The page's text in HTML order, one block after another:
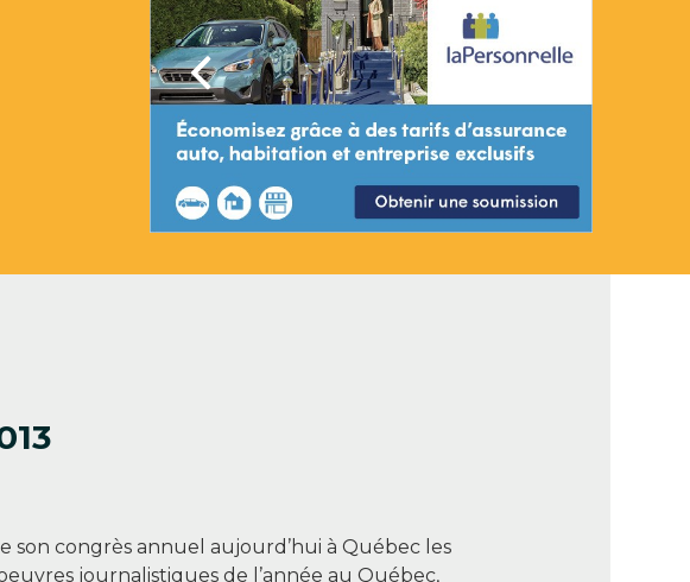
Précédent
son congrès annuel aujourd’hui à Québec les
journalistiques de l’année au Québec,